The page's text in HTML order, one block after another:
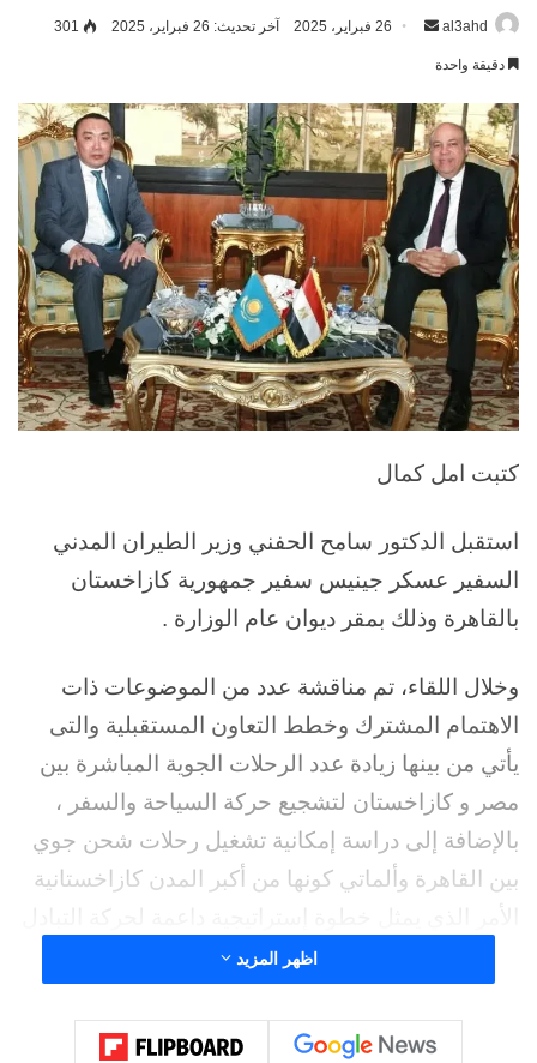
al3ahd
أرسل 26 فبراير، 2025 آخر تحديث: 26 فبراير، 2025 301
دقيقة واحدة
كتبت امل كمال
استقبل الدكتور سامح الحفني وزير الطيران المدني
السفير عسكر جينيس سفير جمهورية كازاخستان
بالقاهرة وذلك بمقر ديوان عام الوزارة .
وخلال اللقاء، تم مناقشة عدد من الموضوعات ذات
الاهتمام المشترك وخطط التعاون المستقبلية والتى
يأتي من بينها زيادة عدد الرحلات الجوية المباشرة بين
مصر و كازاخستان لتشجيع حركة السياحة والسفر ،
بالإضافة إلى دراسة إمكانية تشغيل رحلات شحن جوي
بين القاهرة وألماتي كونها من أكبر المدن كازاخستانية
التجاري بين مصر ومنطقة آسيا الوسطى.
وفى هذا السياق، أوضح الدكتور سامح الحفني أن هذه
اظهر المزيد